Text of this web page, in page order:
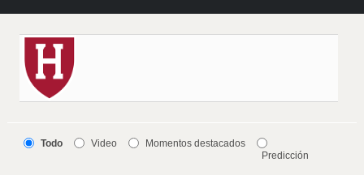
Todo Video
Momentos destacados
Predicción